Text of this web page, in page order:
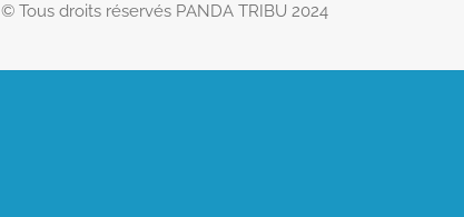
© Tous droits réservés PANDA TRIBU 2024